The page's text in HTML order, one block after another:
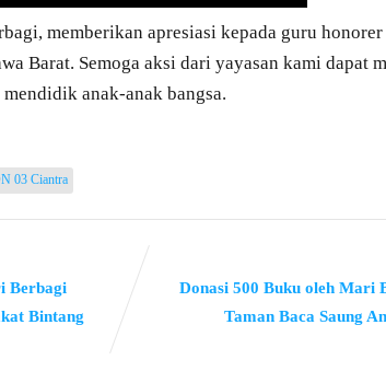
memberikan apresiasi kepada guru
Barat. Semoga aksi dari yayasan kami dapat
anak-anak bangsa.
03 Ciantra
Berbagi
Bintang
Donasi 500 Buku oleh Mari
Taman Baca Saung